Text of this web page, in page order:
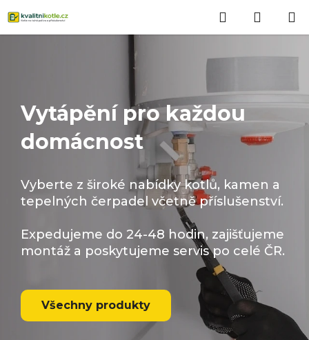
na
obsah
Hledat
KOŠÍK
Vytápění pro každou
domácnost
Vyberte z široké nabídky kotlů, kamen a
tepelných čerpadel včetně příslušenství.
Expedujeme do 24-48 hodin, zajišťujeme
montáž a poskytujeme servis po celé ČR.
Všechny produkty